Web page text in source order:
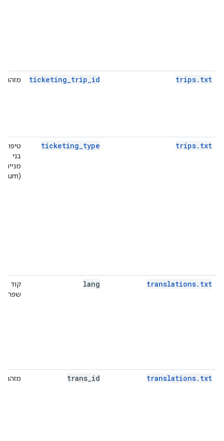
trips.txt
ticketing_trip_id מזהה
trips.txt
ticketing_type
בני
מנייה
(enum)
translations.txt
lang
קוד
שפה
translations.txt
trans id מזהה